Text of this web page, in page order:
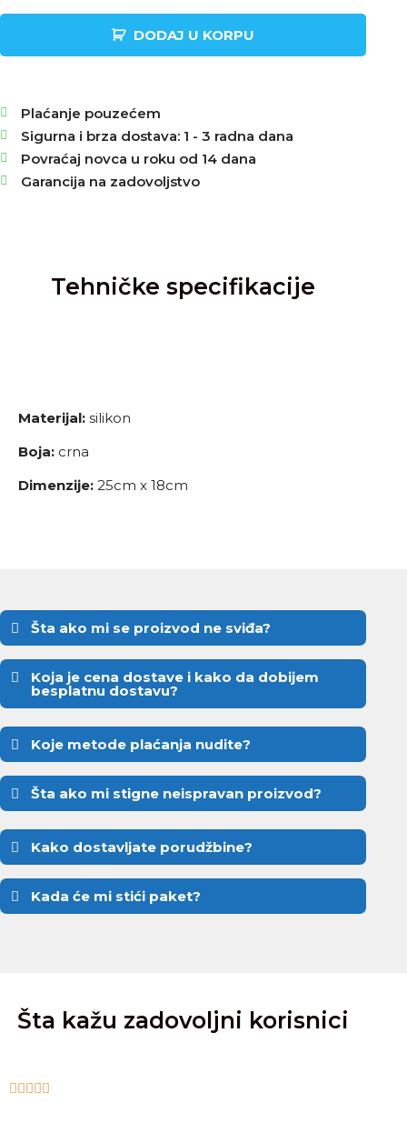
DODAJ U KORPU
Plaćanje pouzećem
Sigurna i brza dostava: 1 - 3 radna dana
Povraćaj novca u roku od 14 dana
Garancija na zadovoljstvo
Tehničke specifikacije
Materijal: silikon
Boja: crna
Dimenzije: 25cm x 18cm
Šta ako mi se proizvod ne sviđa?
Koja je cena dostave i kako da dobijem
besplatnu dostavu?
Koje metode plaćanja nudite?
Šta ako mi stigne neispravan proizvod?
Kako dostavljate porudžbine?
Kada će mi stići paket?
Šta kažu zadovoljni korisnici
    